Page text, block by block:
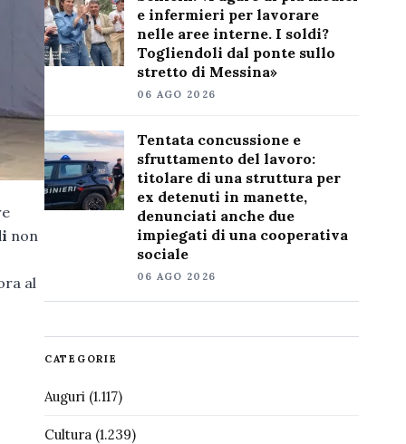
non
al
e infermieri per lavorare
nelle aree interne. I soldi?
Togliendoli dal ponte sullo
stretto di Messina»
06 AGO 2026
Tentata concussione e
sfruttamento del lavoro:
titolare di una struttura per
ex detenuti in manette,
denunciati anche due
impiegati di una cooperativa
sociale
06 AGO 2026
CATEGORIE
Auguri(1.117)
Cultura(1.239)